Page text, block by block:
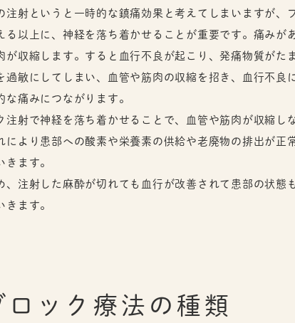
注射というと一時的な鎮痛効果と考えてしまいますが、
る以上に、神経を落ち着かせることが重要です。痛みが
が収縮します。すると血行不良が起こり、発痛物質がた
過敏にしてしまい、血管や筋肉の収縮を招き、血行不良
な痛みにつながります。
注射で神経を落ち着かせることで、血管や筋肉が収縮し
により患部への酸素や栄養素の供給や老廃物の排出が正
ます。
、注射した麻酔が切れても血行が改善されて患部の状態
きます。
ロック療法の種類